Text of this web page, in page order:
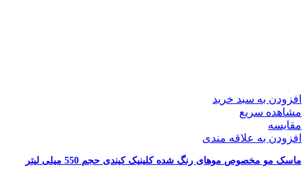
افزودن به سبد خرید
مشاهده سریع
مقایسه
افزودن به علاقه مندی
ماسک مو مخصوص موهای رنگ شده کلینیک کیندی حجم 550 میلی لیتر